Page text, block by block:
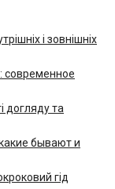
і зовнішніх
современное
догляду та
бывают и
гід